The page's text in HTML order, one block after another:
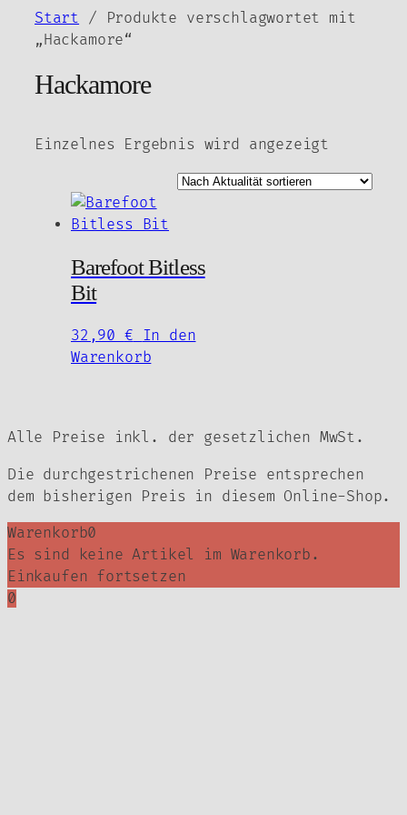
Inhalt
Start / Produkte verschlagwortet mit
„Hackamore“
Hackamore
Einzelnes Ergebnis wird angezeigt
Barefoot Bitless
Bit
32,90 € In den
Warenkorb
Alle Preise inkl. der gesetzlichen MwSt.
Die durchgestrichenen Preise entsprechen
dem bisherigen Preis in diesem Online-Shop.
Warenkorb0
Es sind keine Artikel im Warenkorb.
Einkaufen fortsetzen
0